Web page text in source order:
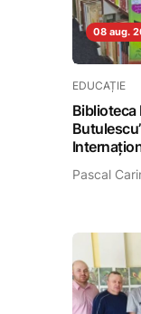
08 aug.
EDUCAȚIE
Biblioteca
Pascal